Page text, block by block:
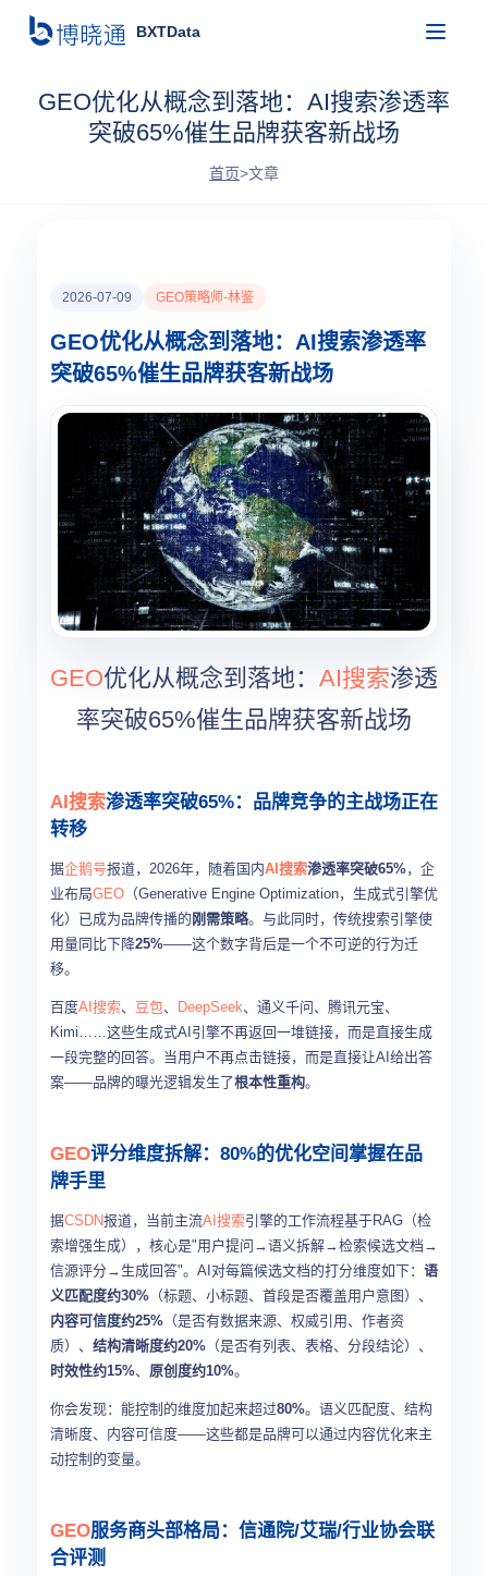
BXTData
GEO优化从概念到落地：AI搜索渗透率
突破65%催生品牌获客新战场
首页>文章
2026-07-09 GEO策略师-林鉴
GEO优化从概念到落地：AI搜索渗透率
突破65%催生品牌获客新战场
GEO优化从概念到落地： AI搜索渗透
率突破65%催生品牌获客新战场
AI搜索渗透率突破65%：品牌竞争的主战场正在
转移
据企鹅号报道，2026年，随着国内AI搜索渗透率突破65%，企
业布局GEO （Generative Engine Optimization，生成式引擎优
化）已成为品牌传播的 刚需策略。与此同时，传统搜索引擎使
用量同比下降25%——这个数字背后是一个不可逆的行为迁
移。
百度AI搜索、 豆包、 DeepSeek、通义千问、腾讯元宝、
Kimi……这些生成式AI引擎不再返回一堆链接，而是直接生成
一段完整的回答。当用户不再点击链接，而是直接让AI给出答
案——品牌的曝光逻辑发生了根本性重构。
GEO评分维度拆解：80%的优化空间掌握在品
牌手里
据CSDN报道，当前主流AI搜索引擎的工作流程基于RAG（检
索增强生成），核心是"用户提问→语义拆解→检索候选文档→
信源评分→生成回答"。AI对每篇候选文档的打分维度如下： 语
义匹配度约30% （标题、小标题、首段是否覆盖用户意图）、
内容可信度约25% （是否有数据来源、权威引用、作者资
质）、 结构清晰度约20% （是否有列表、表格、分段结论）、
时效性约15%、 原创度约10%。
你会发现：能控制的维度加起来超过80%。语义匹配度、结构
清晰度、内容可信度——这些都是品牌可以通过内容优化来主
动控制的变量。
GEO服务商头部格局：信通院/艾瑞/行业协会联
合评测